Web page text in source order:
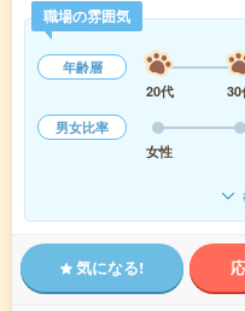
職場の雰囲気
年齢層
20代
30
男女比率
女性
気になる!